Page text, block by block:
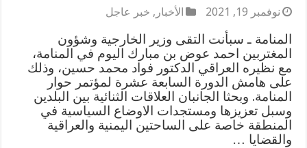
نوفمبر 19, 2021 الأخبار , خبر عاجل
المنامة ـ سبأنت التقى وزير الخارجية وشؤون
المغتربين احمد عوض بن مبارك اليوم في المنامة،
مع نظيره العراقي الدكتور فواد محمد حسين، وذلك
على هامش الدورة السابعة عشرة لمؤتمر حوار
المنامة. وبحثا الجانبان العلاقات الثنائية بين البلدين
وسبل تعزيزها ومستجدات الاوضاع السياسية في
المنطقة خاصة على الساحتين اليمنية والعراقية
والقضايا …